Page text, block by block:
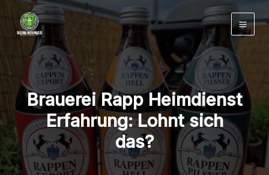
Inhalt
springen
Brauerei Rapp Heimdienst
Erfahrung: Lohnt sich
das?